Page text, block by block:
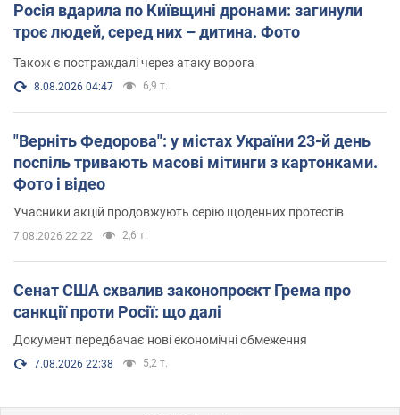
Росія вдарила по Київщині дронами: загинули
троє людей, серед них – дитина. Фото
Також є постраждалі через атаку ворога
8.08.2026 04:47 6,9 т.
"Верніть Федорова": у містах України 23-й день
поспіль тривають масові мітинги з картонками.
Фото і відео
Учасники акцій продовжують серію щоденних протестів
7.08.2026 22:22 2,6 т.
Сенат США схвалив законопроєкт Грема про
санкції проти Росії: що далі
Документ передбачає нові економічні обмеження
7.08.2026 22:38 5,2 т.